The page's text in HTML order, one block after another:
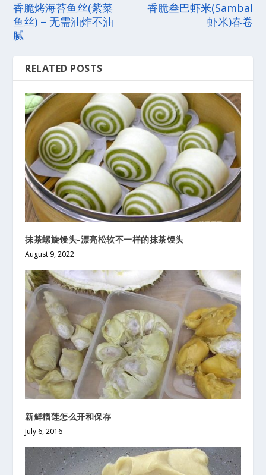
香脆烤海苔鱼丝(紫菜
鱼丝) – 无需油炸不油
腻
香脆叁巴虾米(Sambal
虾米)春卷
RELATED POSTS
抹茶螺旋馒头-漂亮松软不一样的抹茶馒头
August 9, 2022
新鲜榴莲怎么开和保存
July 6, 2016